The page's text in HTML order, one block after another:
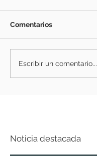
Comentarios
Escribir un comentario...
Noticia destacada